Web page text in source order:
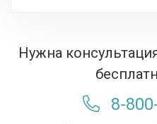
Нужна
8-